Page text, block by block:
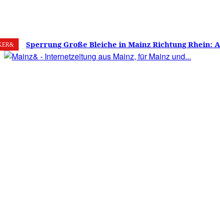
8. August 2026 32.2 Mainz
Sperrung Große Bleiche in Mainz Richtung Rhein:
verwirrt, Mainzer stinksauer – Haben die Mainzer